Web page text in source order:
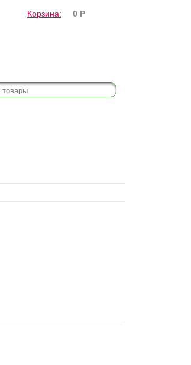
Корзина: 0 Р